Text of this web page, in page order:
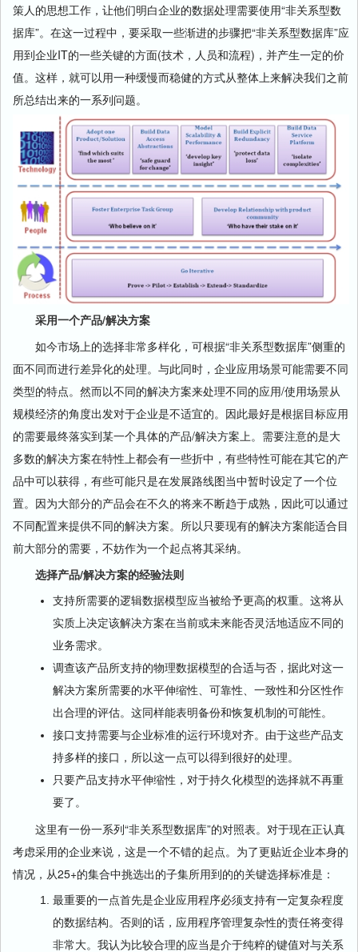
策人的思想工作，让他们明白企业的数据处理需要使用“非关系型数
据库”。在这一过程中，要采取一些渐进的步骤把“非关系型数据库”应
用到企业IT的一些关键的方面(技术，人员和流程)，并产生一定的价
值。这样，就可以用一种缓慢而稳健的方式从整体上来解决我们之前
所总结出来的一系列问题。
采用一个产品/解决方案
如今市场上的选择非常多样化，可根据“非关系型数据库”侧重的
面不同而进行差异化的处理。与此同时，企业应用场景可能需要不同
类型的特点。然而以不同的解决方案来处理不同的应用/使用场景从
规模经济的角度出发对于企业是不适宜的。因此最好是根据目标应用
的需要最终落实到某一个具体的产品/解决方案上。需要注意的是大
多数的解决方案在特性上都会有一些折中，有些特性可能在其它的产
品中可以获得，有些可能只是在发展路线图当中暂时设定了一个位
置。因为大部分的产品会在不久的将来不断趋于成熟，因此可以通过
不同配置来提供不同的解决方案。所以只要现有的解决方案能适合目
前大部分的需要，不妨作为一个起点将其采纳。
选择产品/解决方案的经验法则
支持所需要的逻辑数据模型应当被给予更高的权重。这将从
实质上决定该解决方案在当前或未来能否灵活地适应不同的
业务需求。
调查该产品所支持的物理数据模型的合适与否，据此对这一
解决方案所需要的水平伸缩性、可靠性、一致性和分区性作
出合理的评估。这同样能表明备份和恢复机制的可能性。
接口支持需要与企业标准的运行环境对齐。由于这些产品支
持多样的接口，所以这一点可以得到很好的处理。
只要产品支持水平伸缩性，对于持久化模型的选择就不再重
要了。
这里有一份一系列“非关系型数据库”的对照表。对于现在正认真
考虑采用的企业来说，这是一个不错的起点。为了更贴近企业本身的
情况，从25+的集合中挑选出的子集所用到的的关键选择标准是：
最重要的一点首先是企业应用程序必须支持有一定复杂程度
的数据结构。否则的话，应用程序管理复杂性的责任将变得
非常大。我认为比较合理的应当是介于纯粹的键值对与关系